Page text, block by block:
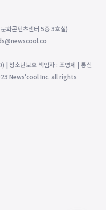
화콘텐츠센터 5층 3호실)
| 청소년보호 책임자 : 조영제 | 통신
News'cool Inc. all rights